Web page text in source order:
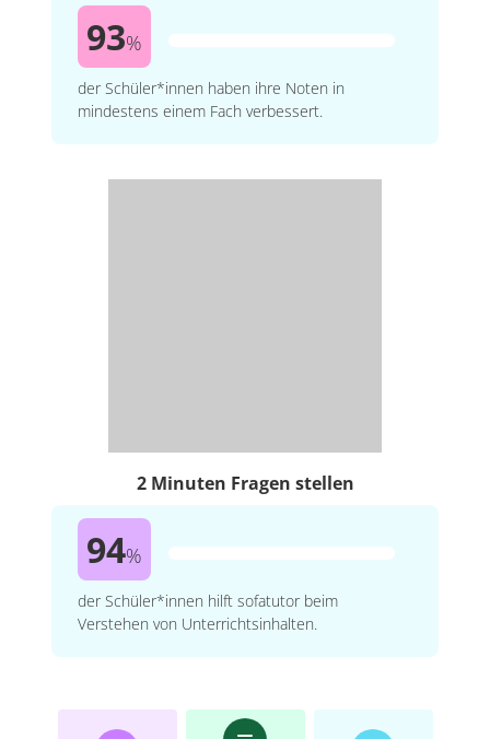
93%
der Schüler*innen haben ihre Noten in
mindestens einem Fach verbessert.
2 Minuten Fragen stellen
94%
der Schüler*innen hilft sofatutor beim
Verstehen von Unterrichtsinhalten.